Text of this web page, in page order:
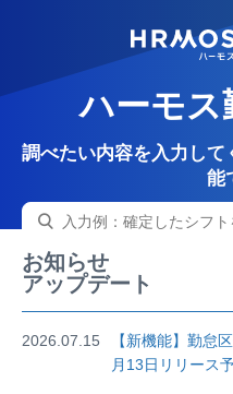
ハーモス
調べたい内容を入力し
能
お知らせ
アップデート
2026.07.15
【新機能】勤怠
月13日リリース